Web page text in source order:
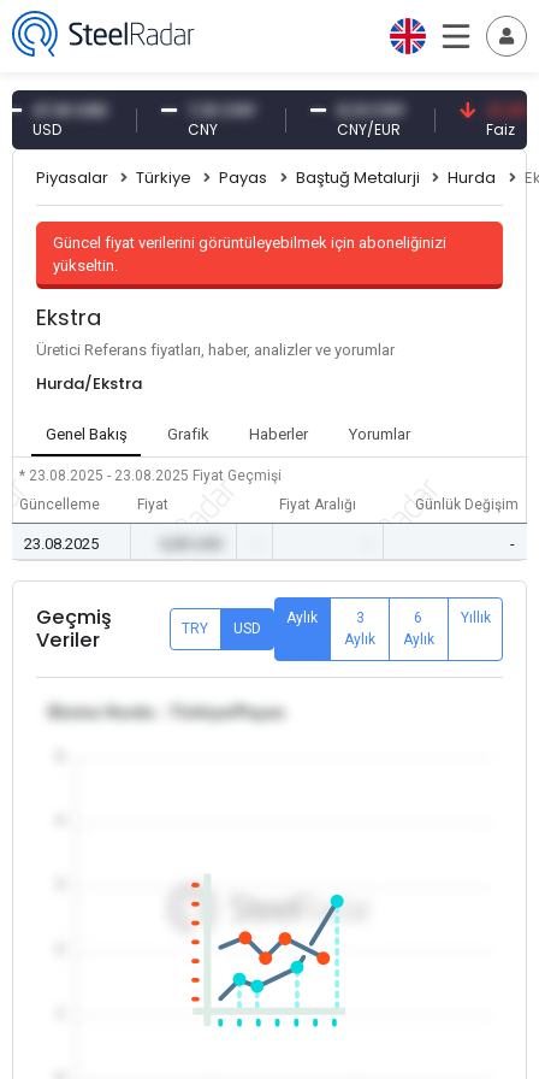
47,61 USD
USD
7,10 CNY
CNY
0,13 CNY
CNY/EUR
41,30 TRY
Faiz
Piyasalar Türkiye Payas Baştuğ Metalurji Hurda
Güncel fiyat verilerini görüntüleyebilmek için aboneliğinizi
yükseltin.
Ekstra
Üretici Referans fiyatları, haber, analizler ve yorumlar
Hurda/Ekstra
Genel Bakış Grafik Haberler Yorumlar
* 23.08.2025 - 23.08.2025 Fiyat Geçmişi
Güncelleme
Fiyat Fiyat Aralığı Günlük Değişim
23.08.2025 -
Geçmiş
Veriler
TRY USD
Aylık
3
Aylık
6
Aylık
Yıllık
Ekstra Hurda - Türkiye/Payas